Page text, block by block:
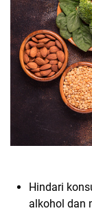
Hindari
alkohol dan